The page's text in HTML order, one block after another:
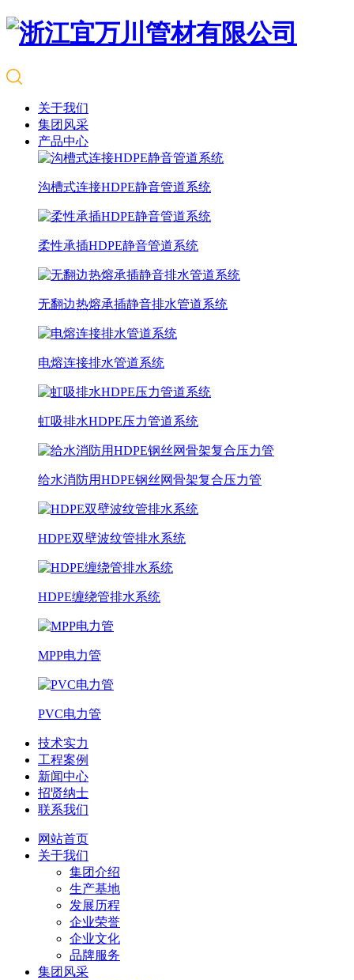
关于我们
集团风采
产品中心
沟槽式连接HDPE静音管道系统
柔性承插HDPE静音管道系统
无翻边热熔承插静音排水管道系统
电熔连接排水管道系统
虹吸排水HDPE压力管道系统
给水消防用HDPE钢丝网骨架复合压力管
HDPE双壁波纹管排水系统
HDPE缠绕管排水系统
MPP电力管
PVC电力管
技术实力
工程案例
新闻中心
招贤纳士
联系我们
网站首页
关于我们
集团介绍
生产基地
发展历程
企业荣誉
企业文化
品牌服务
集团风采